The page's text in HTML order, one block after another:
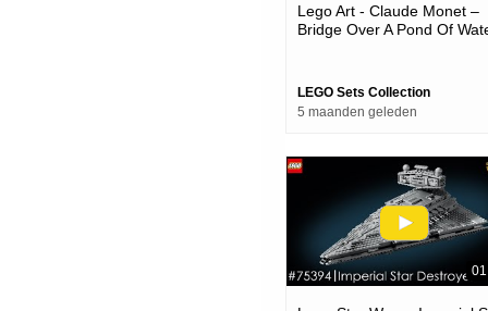
Lego Art - Claude Monet –
Bridge Over A Pond Of
LEGO Sets Collection
5 maanden geleden